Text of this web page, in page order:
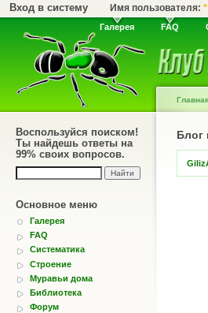
Вход в систему Имя пользователя:*
Галерея FAQ
Воспользуйся поиском!
Ты найдешь ответы на
99% своих вопросов.
Основное меню
Галерея
FAQ
Систематика
Строение
Муравьи дома
Библиотека
Форум
Главная
Блог